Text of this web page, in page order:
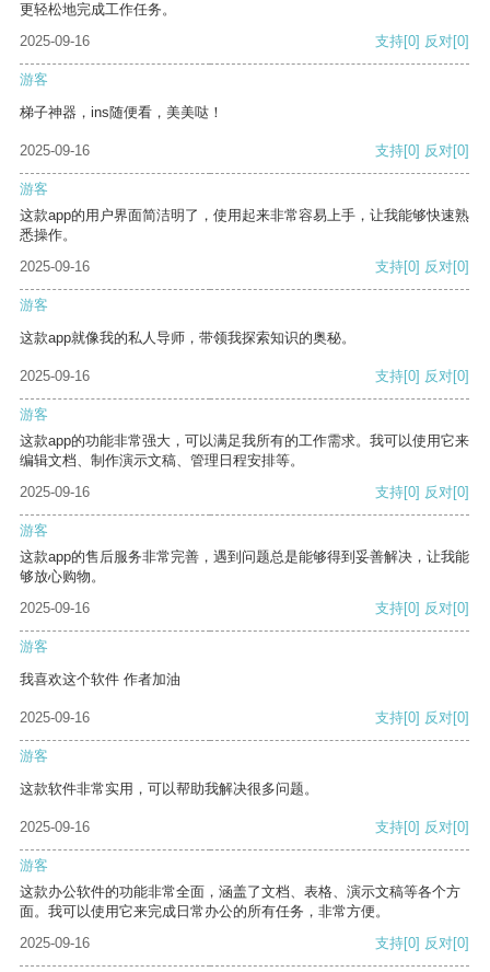
更轻松地完成工作任务。
2025-09-16
支持[0] 反对[0]
游客
梯子神器，ins随便看，美美哒！
2025-09-16 支持[0] 反对[0]
游客
这款app的用户界面简洁明了，使用起来非常容易上手，让我能够快速熟
悉操作。
2025-09-16
支持[0] 反对[0]
游客
这款app就像我的私人导师，带领我探索知识的奥秘。
2025-09-16 支持[0] 反对[0]
游客
这款app的功能非常强大，可以满足我所有的工作需求。我可以使用它来
编辑文档、制作演示文稿、管理日程安排等。
2025-09-16
支持[0] 反对[0]
游客
这款app的售后服务非常完善，遇到问题总是能够得到妥善解决，让我能
够放心购物。
2025-09-16
支持[0] 反对[0]
游客
我喜欢这个软件 作者加油
2025-09-16 支持[0] 反对[0]
游客
这款软件非常实用，可以帮助我解决很多问题。
2025-09-16 支持[0] 反对[0]
游客
这款办公软件的功能非常全面，涵盖了文档、表格、演示文稿等各个方
面。我可以使用它来完成日常办公的所有任务，非常方便。
2025-09-16
支持[0] 反对[0]